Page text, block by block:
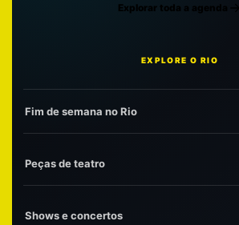
Explorar toda a agenda
EXPLORE O RIO
Fim de semana no Rio
Peças de teatro
Shows e concertos